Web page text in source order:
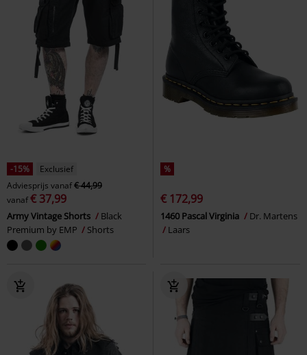
-15%
Exclusief
Adviesprijs vanaf€ 44,99
vanaf€ 37,99
Army Vintage Shorts
Black
Premium by EMP
Shorts
%
€ 172,99
1460 Pascal Virginia
Dr. Martens
Laars